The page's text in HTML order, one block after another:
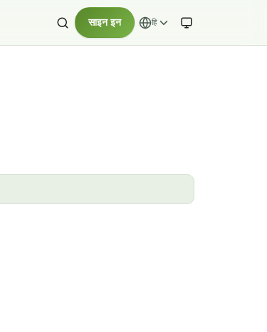
साइन इन हि
Português (BR)
Русский· रूसी